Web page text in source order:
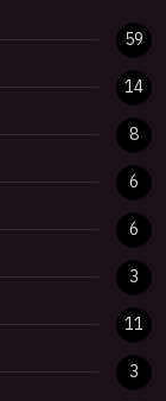
59
14
8
6
6
3
11
3